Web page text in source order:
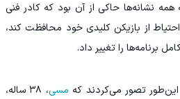
نشانه‌ها حاکی از آن بود که کادر فنی
از بازیکن کلیدی خود محافظت کند،
برنامه‌ها را تغییر داد.
این‌طور تصور می‌کردند که مسی
، ۳۸ ساله،